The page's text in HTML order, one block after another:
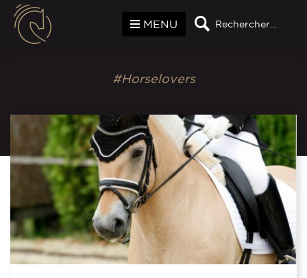
Rechercher...
MENU
#Horselovers
Panneau de gestion des cookies